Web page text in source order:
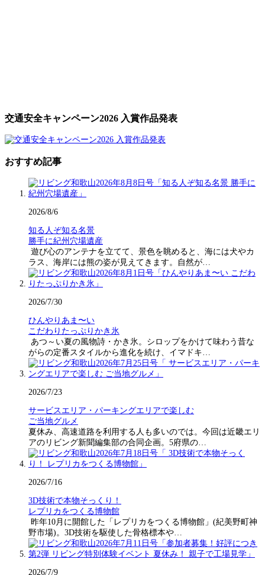
交通安全キャンペーン2026 入賞作品発表
おすすめ記事
2026/8/6
知る人ぞ知る名景
勝手に紀州穴場遺産
遊び心のアンテナを立てて、景色を眺めると、海には犬やカ
ラス、海岸には熊の姿が見えてきます。自然が…
2026/7/30
ひんやりあま〜い
こだわりたっぷりかき氷
あつ～い夏の風物詩・かき氷。シロップをかけて味わう昔な
がらの定番スタイルから進化を続け、イマドキ…
2026/7/23
サービスエリア・パーキングエリアで楽しむ
ご当地グルメ
夏休み、高速道路を利用する人も多いのでは。今回は近畿エリ
アのリビング新聞編集部の合同企画。5府県の…
2026/7/16
3D技術で本物そっくり！
レプリカをつくる博物館
昨年10月に開館した「レプリカをつくる博物館」(紀美野町神
野市場)。3D技術を駆使した骨格標本や…
2026/7/9